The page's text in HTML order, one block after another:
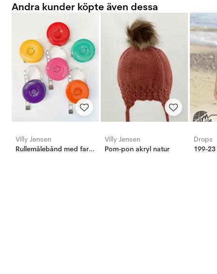
Andra kunder köpte även dessa
Villy Jensen
Rullemålebånd med farve
Villy Jensen
Pom-pon akryl natur
Drops
199-